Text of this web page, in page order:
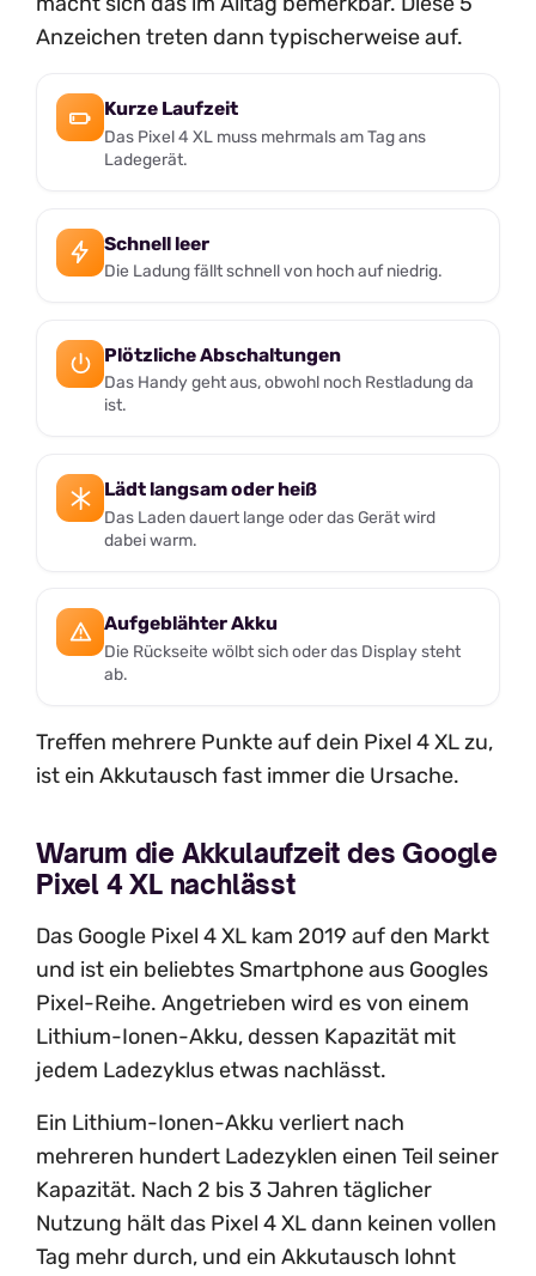
Anzeichen treten dann typischerweise auf.
Kurze Laufzeit
Das Pixel 4 XL muss mehrmals am Tag ans
Ladegerät.
Schnell leer
Die Ladung fällt schnell von hoch auf niedrig.
Plötzliche Abschaltungen
Das Handy geht aus, obwohl noch Restladung da
ist.
Lädt langsam oder heiß
Das Laden dauert lange oder das Gerät wird
dabei warm.
Aufgeblähter Akku
Die Rückseite wölbt sich oder das Display steht
ab.
Treffen mehrere Punkte auf dein Pixel 4 XL zu,
ist ein Akkutausch fast immer die Ursache.
Warum die Akkulaufzeit des Google
Pixel 4 XL nachlässt
Das Google Pixel 4 XL kam 2019 auf den Markt
und ist ein beliebtes Smartphone aus Googles
Pixel-Reihe. Angetrieben wird es von einem
Lithium-Ionen-Akku, dessen Kapazität mit
jedem Ladezyklus etwas nachlässt.
Ein Lithium-Ionen-Akku verliert nach
mehreren hundert Ladezyklen einen Teil seiner
Kapazität. Nach 2 bis 3 Jahren täglicher
Nutzung hält das Pixel 4 XL dann keinen vollen
Tag mehr durch, und ein Akkutausch lohnt